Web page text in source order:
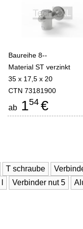
Baureihe 8--
Material ST verzinkt
35 x 17,5 x 20
CTN 73181900
ab 154 €
T schraube
Verbinder nut 5